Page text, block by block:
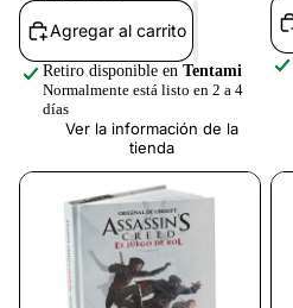
Agregar al carrito
Retiro disponible en Tentami
Normalmente está listo en 2 a 4
días
Ver la información de la
tienda